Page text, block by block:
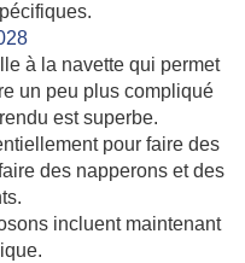
à la navette qui permet
un peu plus compliqué
est superbe.
pour faire des
des napperons et des
incluent maintenant